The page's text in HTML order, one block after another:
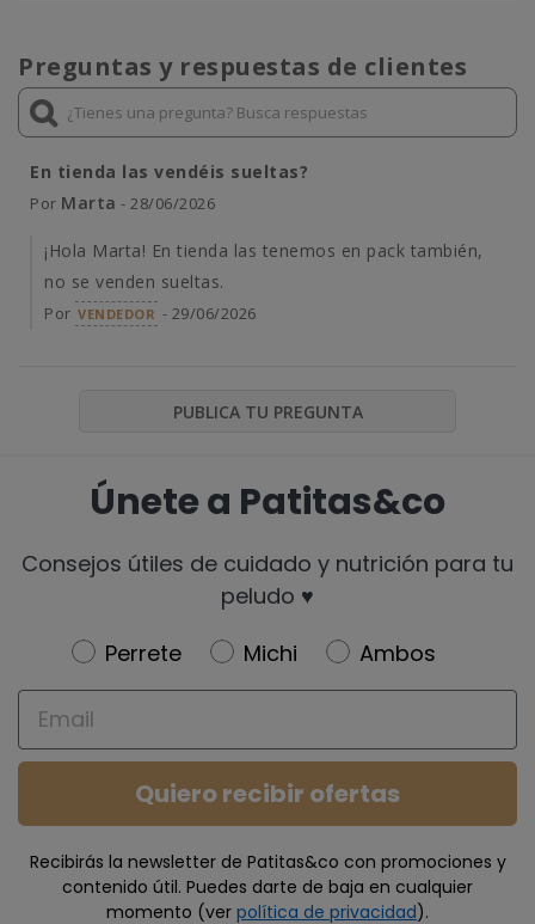
Preguntas y respuestas de clientes
En tienda las vendéis sueltas?
Por Marta - 28/06/2026
¡Hola Marta! En tienda las tenemos en pack también,
no se venden sueltas.
Por VENDEDOR - 29/06/2026
PUBLICA TU PREGUNTA
Únete a Patitas&co
Consejos útiles de cuidado y nutrición para tu
peludo ♥️
Newsletter
Perrete Michi
Ambos
Email
Quiero recibir ofertas
Recibirás la newsletter de Patitas&co con promociones y
contenido útil. Puedes darte de baja en cualquier
momento (ver política de privacidad).